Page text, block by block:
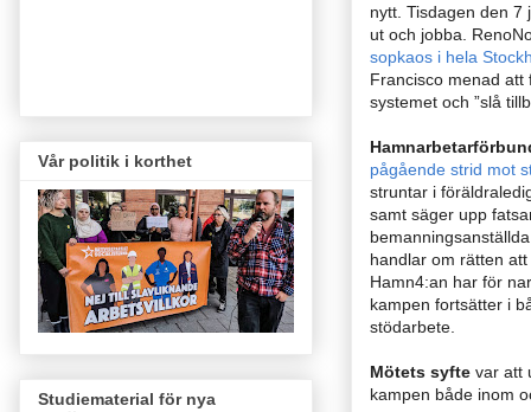
nytt. Tisdagen den 7
ut och jobba.
sopkaos i hela
Francisco menad att
systemet och ”slå
pågående strid mot
struntar i
samt säger upp
handlar om rätten
Hamn4:an har för
kampen fortsätter i
stödarbete.
Mötets syfte var att
kampen både inom
Vår politik i korthet
Studiematerial för nya